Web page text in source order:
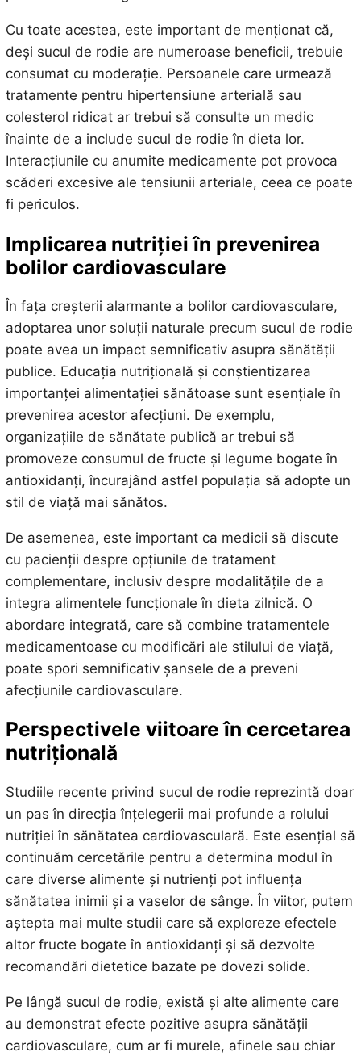
Cu toate acestea, este important de menționat că,
deși sucul de rodie are numeroase beneficii, trebuie
consumat cu moderație. Persoanele care urmează
tratamente pentru hipertensiune arterială sau
colesterol ridicat ar trebui să consulte un medic
înainte de a include sucul de rodie în dieta lor.
Interacțiunile cu anumite medicamente pot provoca
scăderi excesive ale tensiunii arteriale, ceea ce poate
fi periculos.
Implicarea nutriției în prevenirea
bolilor cardiovasculare
În fața creșterii alarmante a bolilor cardiovasculare,
adoptarea unor soluții naturale precum sucul de rodie
poate avea un impact semnificativ asupra sănătății
publice. Educația nutrițională și conștientizarea
importanței alimentației sănătoase sunt esențiale în
prevenirea acestor afecțiuni. De exemplu,
organizațiile de sănătate publică ar trebui să
promoveze consumul de fructe și legume bogate în
antioxidanți, încurajând astfel populația să adopte un
stil de viață mai sănătos.
De asemenea, este important ca medicii să discute
cu pacienții despre opțiunile de tratament
complementare, inclusiv despre modalitățile de a
integra alimentele funcționale în dieta zilnică. O
abordare integrată, care să combine tratamentele
medicamentoase cu modificări ale stilului de viață,
poate spori semnificativ șansele de a preveni
afecțiunile cardiovasculare.
Perspectivele viitoare în cercetarea
nutrițională
Studiile recente privind sucul de rodie reprezintă doar
un pas în direcția înțelegerii mai profunde a rolului
nutriției în sănătatea cardiovasculară. Este esențial să
continuăm cercetările pentru a determina modul în
care diverse alimente și nutrienți pot influența
sănătatea inimii și a vaselor de sânge. În viitor, putem
aștepta mai multe studii care să exploreze efectele
altor fructe bogate în antioxidanți și să dezvolte
recomandări dietetice bazate pe dovezi solide.
Pe lângă sucul de rodie, există și alte alimente care
au demonstrat efecte pozitive asupra sănătății
cardiovasculare, cum ar fi murele, afinele sau chiar